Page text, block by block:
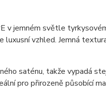
v jemném světle
vzhled. Jemná
saténu, takže vypadá
pro přirozeně působící